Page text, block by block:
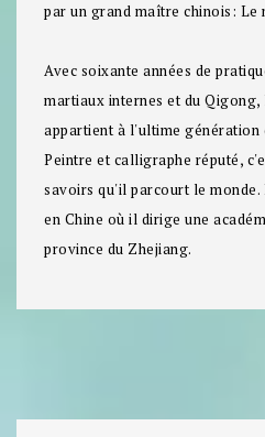
par un grand maître chinois: Le
Avec soixante années de
martiaux internes et du
appartient à l'ultime génération
Peintre et calligraphe réputé,
savoirs qu'il parcourt le
en Chine où il dirige une
province du Zhejiang.